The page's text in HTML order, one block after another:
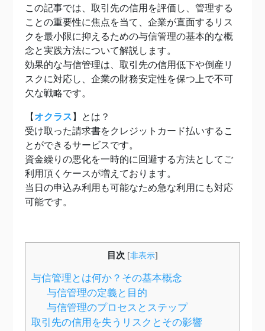
この記事では、取引先の信用を評価し、管理する
ことの重要性に焦点を当て、企業が直面するリス
クを最小限に抑えるための与信管理の基本的な概
念と実践方法について解説します。
効果的な与信管理は、取引先の信用低下や倒産リ
スクに対応し、企業の財務安定性を保つ上で不可
欠な戦略です。
【 オクラス 】とは？
受け取った請求書をクレジットカード払いするこ
とができるサービスです。
資金繰りの悪化を一時的に回避する方法としてご
利用頂くケースが増えております。
当日の申込み利用も可能なため急な利用にも対応
可能です。
目次 [非表示]
与信管理とは何か？その基本概念
与信管理の定義と目的
与信管理のプロセスとステップ
取引先の信用を失うリスクとその影響